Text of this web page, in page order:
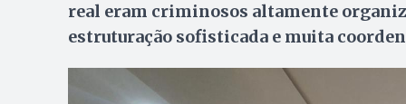
real eram criminosos altamente
estruturação sofisticada e muita